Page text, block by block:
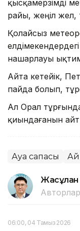
қысқамерзімді
райы, жеңіл
Қолайсыз
нашарлауы
Айта кетейік,
пайда болып,
Ал Орал
қиындағанын
Ауа сапасы
Жасұлан
Авторлар
06:00, 04 Тамыз 2026